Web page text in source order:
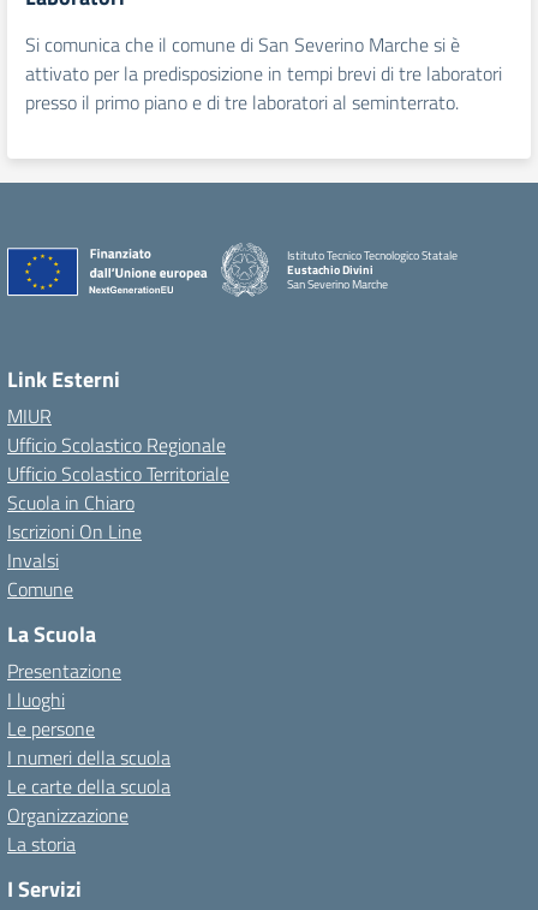
Si comunica che il comune di San Severino Marche si è
attivato per la predisposizione in tempi brevi di tre laboratori
presso il primo piano e di tre laboratori al seminterrato.
Istituto Tecnico Tecnologico Statale
Eustachio Divini
San Severino Marche
Link Esterni
MIUR
Ufficio Scolastico Regionale
Ufficio Scolastico Territoriale
Scuola in Chiaro
Iscrizioni On Line
Invalsi
Comune
La Scuola
Presentazione
I luoghi
Le persone
I numeri della scuola
Le carte della scuola
Organizzazione
La storia
I Servizi